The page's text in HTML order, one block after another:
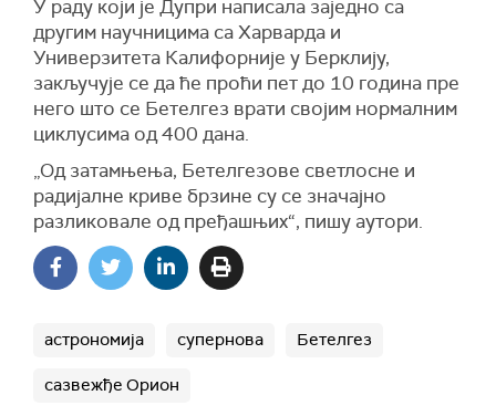
У раду који је Дупри написала заједно са
другим научницима са Харварда и
Универзитета Калифорније у Берклију,
закључује се да ће проћи пет до 10 година пре
него што се Бетелгез врати својим нормалним
циклусима од 400 дана.
„Од затамњења, Бетелгезове светлосне и
радијалне криве брзине су се значајно
разликовале од пређашњих“, пишу аутори.
астрономија супернова Бетелгез
сазвежђе Орион